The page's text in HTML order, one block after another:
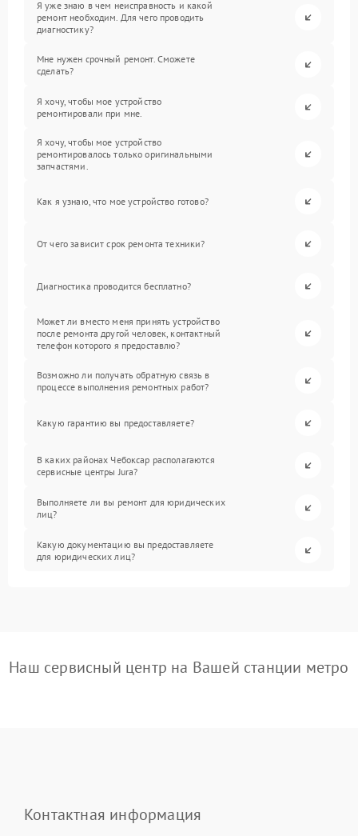
Я уже знаю в чем неисправность и какой
ремонт необходим. Для чего проводить
диагностику?
Мне нужен срочный ремонт. Сможете
сделать?
Я хочу, чтобы мое устройство
ремонтировали при мне.
Я хочу, чтобы мое устройство
ремонтировалось только оригинальными
запчастями.
Как я узнаю, что мое устройство готово?
От чего зависит срок ремонта техники?
Диагностика проводится бесплатно?
Может ли вместо меня принять устройство
после ремонта другой человек, контактный
телефон которого я предоставлю?
Возможно ли получать обратную связь в
процессе выполнения ремонтных работ?
Какую гарантию вы предоставляете?
В каких районах Чебоксар располагаются
сервисные центры Jura?
Выполняете ли вы ремонт для юридических
лиц?
Какую документацию вы предоставляете
для юридических лиц?
Наш сервисный центр на Вашей станции метро
Контактная информация